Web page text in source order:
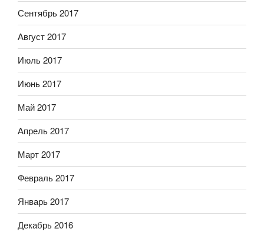
Сентябрь 2017
Август 2017
Июль 2017
Июнь 2017
Май 2017
Апрель 2017
Март 2017
Февраль 2017
Январь 2017
Декабрь 2016